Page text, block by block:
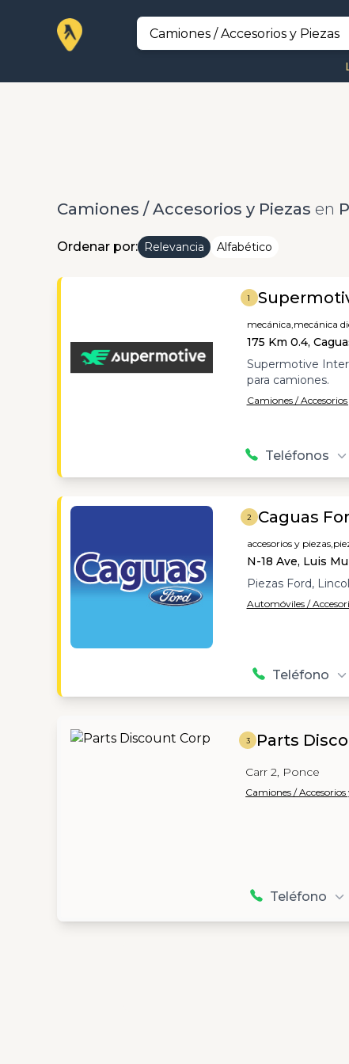
Camiones / Accesorios y Piezas en
Ordenar por: Relevancia Alfabético
1
mecánica,mecánica
175 Km 0.4,
Supermotive
para camiones.
Camiones /
Teléfonos
2 Caguas
accesorios y piezas,
N-18 Ave, Luis
Piezas Ford,
Automóviles /
Teléfono
3 Parts
Carr 2, Ponce
Camiones / Accesorios
Teléfono